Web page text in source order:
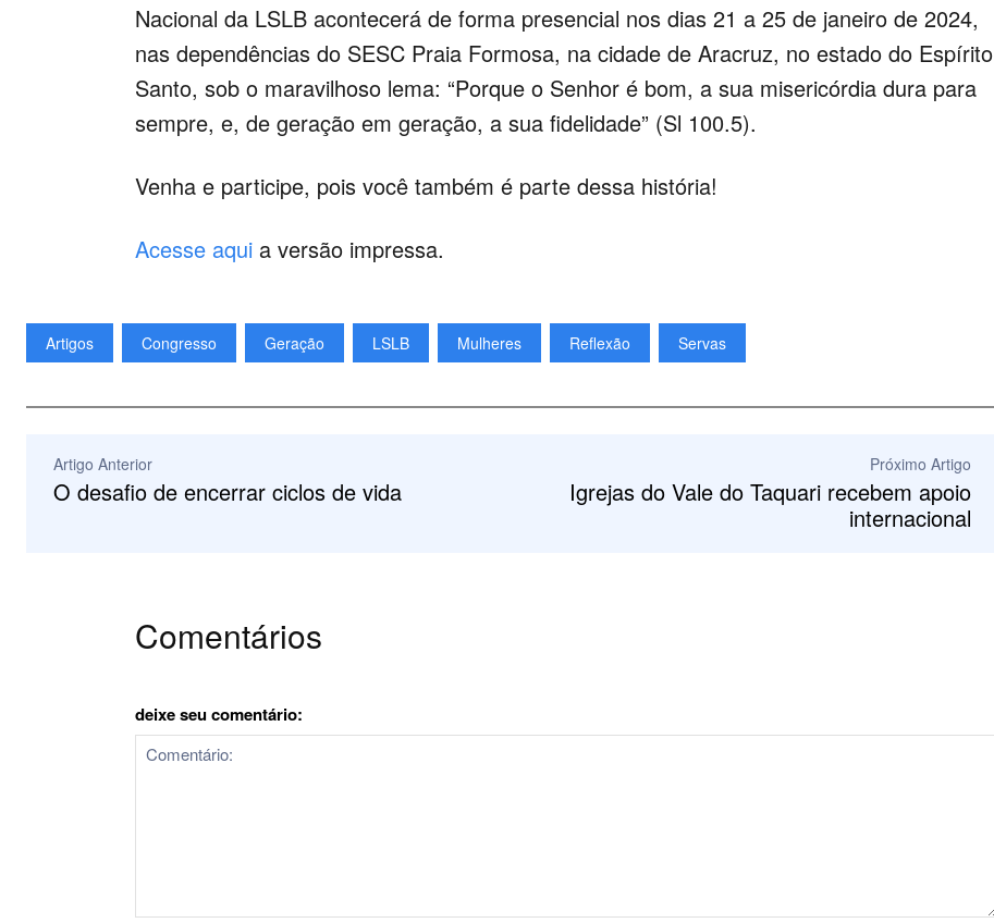
Nacional da LSLB acontecerá de forma presencial nos dias 21 a 25 de janeiro de 2024,
nas dependências do SESC Praia Formosa, na cidade de Aracruz, no estado do Espírito
Santo, sob o maravilhoso lema: “Porque o Senhor é bom, a sua misericórdia dura para
sempre, e, de geração em geração, a sua fidelidade” (Sl 100.5).
Venha e participe, pois você também é parte dessa história!
Acesse aqui a versão impressa.
Artigos Congresso Geração LSLB Mulheres Reflexão Servas
Artigo Anterior
O desafio de encerrar ciclos de vida
Próximo Artigo
Igrejas do Vale do Taquari recebem apoio
internacional
Comentários
deixe seu comentário: